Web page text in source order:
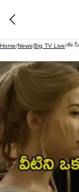
Home/News/Big TV Live/